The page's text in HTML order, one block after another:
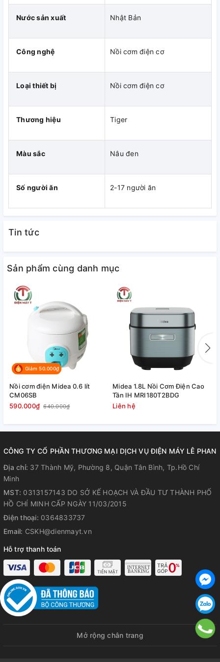
Nồi cơm điện nắp gài Tiger được thiết kế chân đế chắc
bếp của gia đình bạn.
Nước sản xuất Nhật Bản
Công nghệ Nồi cơm điện cơ
Loại thiết bị Nồi cơm điện cơ
Thương hiệu Tiger
Màu sắc Nâu đen
Số người ăn 2-17 người ăn
Tin tức
Sản phẩm cùng danh mục
Giảm 50.000₫
Nồi cơm điện Midea 0.6 lít
CM06SB
590.000₫ 640.000₫
Midea 1.8L Nồi Cơm Điện Cao
Tần IH MRI180T2BDG
Liên hệ
CÔNG TY CỔ PHẦN THƯƠNG MẠI DỊCH VỤ ĐIỆN MÁY LÊ PHAN
Địa chỉ: 37 Thành Mỹ, Phường 8, Quận Tân Bình, Tp.Hồ Chí
Minh
MST: 0313157143 DO SỞ KẾ HOẠCH VÀ ĐẦU TƯ THÀNH PHỐ
HỒ CHÍ MINH CẤP NGÀY 11/03/2015
Điện thoại: 0364833737
Email: CSKH@dienmayt.vn
Hỗ trợ thanh toán
Mở rộng chân trang